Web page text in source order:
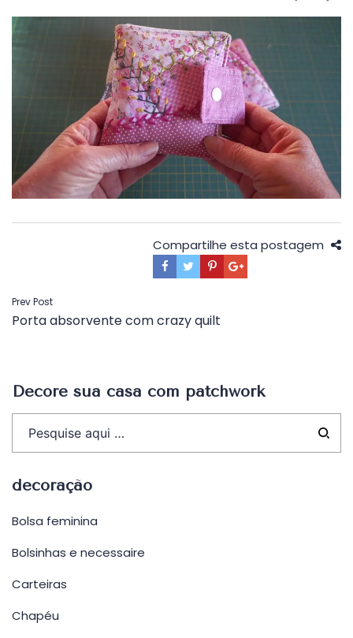
Compartilhe esta postagem
Navegação
de
Prev Post
Porta absorvente com crazy quilt
Decore sua casa com patchwork
decoração
Bolsa feminina
Bolsinhas e necessaire
Carteiras
Chapéu